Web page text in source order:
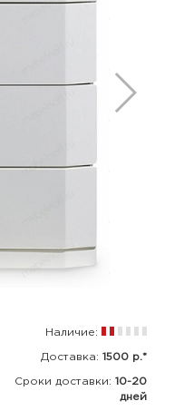
Наличие:
Доставка: 1500 р.*
Сроки доставки: 10-20
дней